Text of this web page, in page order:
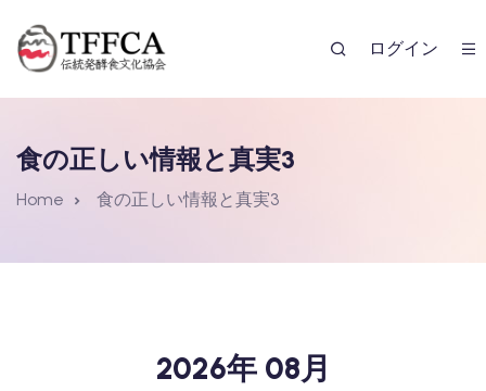
ログイン
食の正しい情報と真実3
Home 食の正しい情報と真実3
2026年 08月